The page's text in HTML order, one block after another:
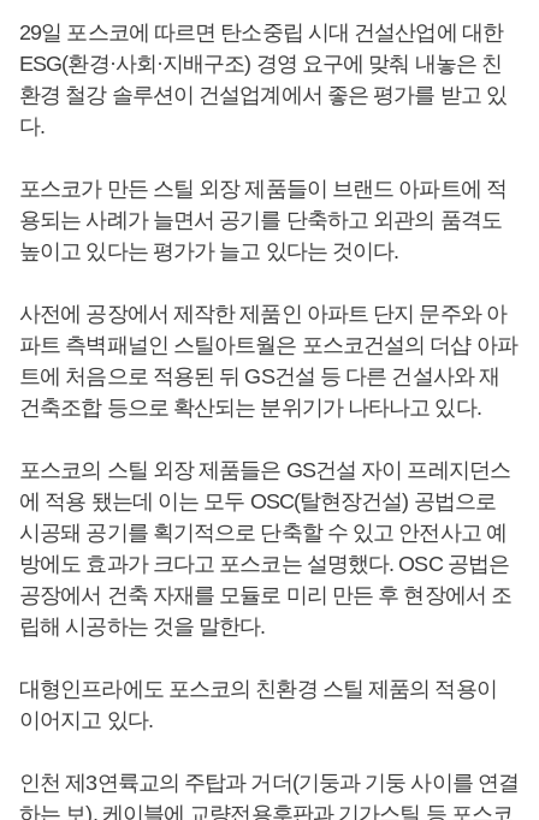
29일 포스코에 따르면 탄소중립 시대 건설산업에 대한
ESG(환경·사회·지배구조) 경영 요구에 맞춰 내놓은 친
환경 철강 솔루션이 건설업계에서 좋은 평가를 받고 있
다.
포스코가 만든 스틸 외장 제품들이 브랜드 아파트에 적
용되는 사례가 늘면서 공기를 단축하고 외관의 품격도
높이고 있다는 평가가 늘고 있다는 것이다.
사전에 공장에서 제작한 제품인 아파트 단지 문주와 아
파트 측벽패널인 스틸아트월은 포스코건설의 더샵 아파
트에 처음으로 적용된 뒤 GS건설 등 다른 건설사와 재
건축조합 등으로 확산되는 분위기가 나타나고 있다.
포스코의 스틸 외장 제품들은 GS건설 자이 프레지던스
에 적용 됐는데 이는 모두 OSC(탈현장건설) 공법으로
시공돼 공기를 획기적으로 단축할 수 있고 안전사고 예
방에도 효과가 크다고 포스코는 설명했다. OSC 공법은
공장에서 건축 자재를 모듈로 미리 만든 후 현장에서 조
립해 시공하는 것을 말한다.
대형인프라에도 포스코의 친환경 스틸 제품의 적용이
이어지고 있다.
인천 제3연륙교의 주탑과 거더(기둥과 기둥 사이를 연결
하는 보), 케이블에 교량전용후판과 기가스틸 등 포스코